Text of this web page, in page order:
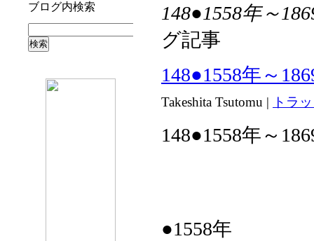
148●1558年～
グ記事
148●1558年～
Takeshita Tsutomu | トラ
148●1558年～
●1558年
ブログ内検索